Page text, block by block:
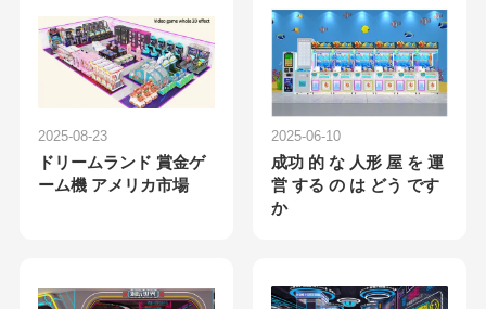
2025-08-23
ドリームランド 賞金ゲ
ーム機 アメリカ市場
2025-06-10
成功 的 な 人形 屋 を 運
営 する の は どう です
か